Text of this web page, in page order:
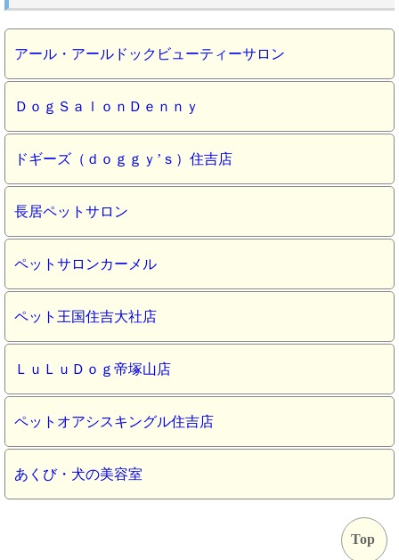
アール・アールドックビューティーサロン
ＤｏｇＳａｌｏｎＤｅｎｎｙ
ドギーズ（ｄｏｇｇｙ’ｓ）住吉店
長居ペットサロン
ペットサロンカーメル
ペット王国住吉大社店
ＬｕＬｕＤｏｇ帝塚山店
ペットオアシスキングル住吉店
あくび・犬の美容室
Top